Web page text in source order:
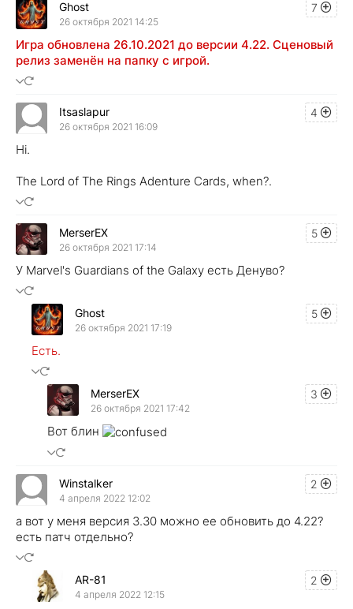
7
Ghost
26 октября 2021 14:25
Игра обновлена 26.10.2021 до версии 4.22. Сценовый
релиз заменён на папку с игрой.
4
Itsaslapur
26 октября 2021 16:09
Hi.
The Lord of The Rings Adenture Cards, when?.
5
MerserEX
26 октября 2021 17:14
У Marvel's Guardians of the Galaxy есть Денуво?
5
Ghost
26 октября 2021 17:19
Есть.
3
MerserEX
26 октября 2021 17:42
Вот блин
2
Winstalker
4 апреля 2022 12:02
а вот у меня версия 3.30 можно ее обновить до 4.22?
есть патч отдельно?
2
AR-81
4 апреля 2022 12:15